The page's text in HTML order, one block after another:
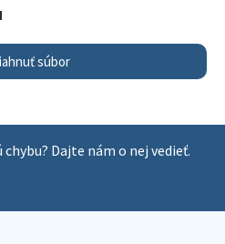
súbor
Dajte nám o nej vedieť.